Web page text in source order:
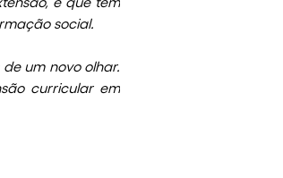
social.
um novo olhar.
curricular em